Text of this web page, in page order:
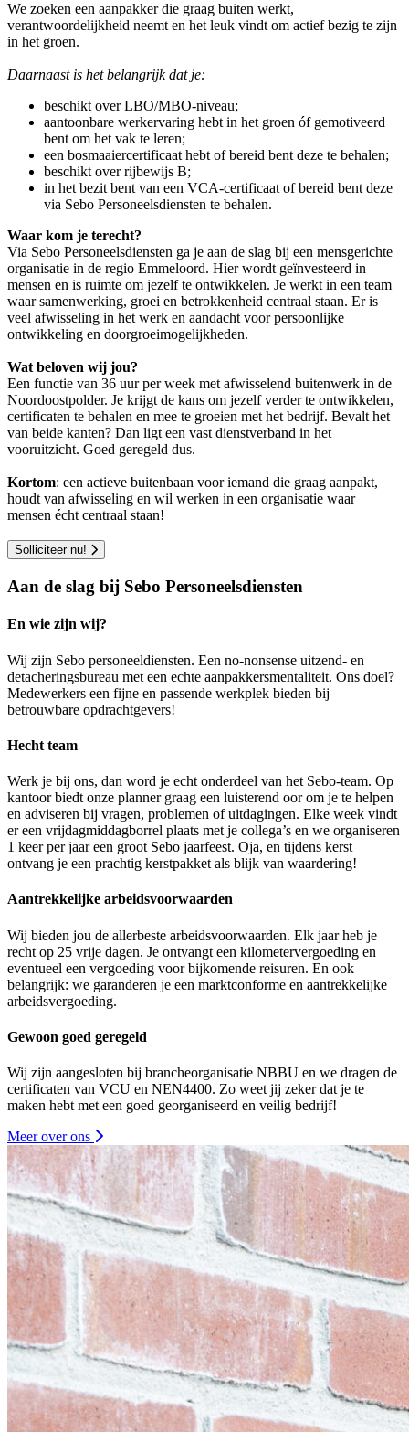
We zoeken een aanpakker die graag buiten werkt,
verantwoordelijkheid neemt en het leuk vindt om actief bezig te zijn
in het groen.
Daarnaast is het belangrijk dat je:
beschikt over LBO/MBO-niveau;
aantoonbare werkervaring hebt in het groen óf gemotiveerd
bent om het vak te leren;
een bosmaaiercertificaat hebt of bereid bent deze te behalen;
beschikt over rijbewijs B;
in het bezit bent van een VCA-certificaat of bereid bent deze
via Sebo Personeelsdiensten te behalen.
Waar kom je terecht?
Via Sebo Personeelsdiensten ga je aan de slag bij een mensgerichte
organisatie in de regio Emmeloord. Hier wordt geïnvesteerd in
mensen en is ruimte om jezelf te ontwikkelen. Je werkt in een team
waar samenwerking, groei en betrokkenheid centraal staan. Er is
veel afwisseling in het werk en aandacht voor persoonlijke
ontwikkeling en doorgroeimogelijkheden.
Wat beloven wij jou?
Een functie van 36 uur per week met afwisselend buitenwerk in de
Noordoostpolder. Je krijgt de kans om jezelf verder te ontwikkelen,
certificaten te behalen en mee te groeien met het bedrijf. Bevalt het
van beide kanten? Dan ligt een vast dienstverband in het
vooruitzicht. Goed geregeld dus.
Kortom: een actieve buitenbaan voor iemand die graag aanpakt,
houdt van afwisseling en wil werken in een organisatie waar
mensen écht centraal staan!
Solliciteer nu!
Aan de slag bij Sebo Personeelsdiensten
En wie zijn wij?
Wij zijn Sebo personeeldiensten. Een no-nonsense uitzend- en
detacheringsbureau met een echte aanpakkersmentaliteit. Ons doel?
Medewerkers een fijne en passende werkplek bieden bij
betrouwbare opdrachtgevers!
Hecht team
Werk je bij ons, dan word je echt onderdeel van het Sebo-team. Op
kantoor biedt onze planner graag een luisterend oor om je te helpen
en adviseren bij vragen, problemen of uitdagingen. Elke week vindt
er een vrijdagmiddagborrel plaats met je collega’s en we organiseren
1 keer per jaar een groot Sebo jaarfeest. Oja, en tijdens kerst
ontvang je een prachtig kerstpakket als blijk van waardering!
Aantrekkelijke arbeidsvoorwaarden
Wij bieden jou de allerbeste arbeidsvoorwaarden. Elk jaar heb je
recht op 25 vrije dagen. Je ontvangt een kilometervergoeding en
eventueel een vergoeding voor bijkomende reisuren. En ook
belangrijk: we garanderen je een marktconforme en aantrekkelijke
arbeidsvergoeding.
Gewoon goed geregeld
Wij zijn aangesloten bij brancheorganisatie NBBU en we dragen de
certificaten van VCU en NEN4400. Zo weet jij zeker dat je te
maken hebt met een goed georganiseerd en veilig bedrijf!
Meer over ons